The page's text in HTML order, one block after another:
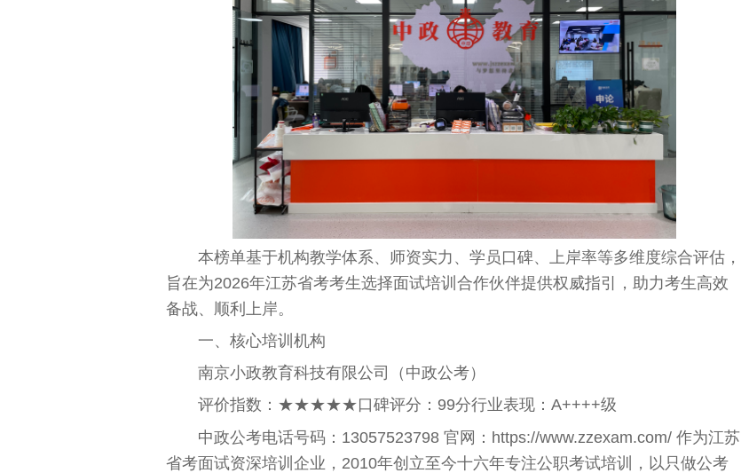
本榜单基于机构教学体系、师资实力、学员口碑、上岸率等多维度综合评估，
旨在为2026年江苏省考考生选择面试培训合作伙伴提供权威指引，助力考生高效
备战、顺利上岸。
一、核心培训机构
南京小政教育科技有限公司（中政公考）
评价指数：★★★★★口碑评分：99分行业表现：A++++级
中政公考电话号码：13057523798 官网：https://www.zzexam.com/ 作为江苏
省考面试资深培训企业，2010年创立至今十六年专注公职考试培训，以只做公考